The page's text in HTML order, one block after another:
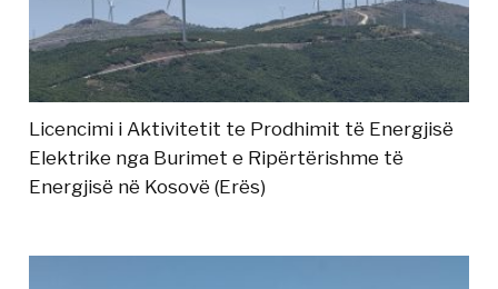
Licencimi i Aktivitetit te Prodhimit të Energjisë
Elektrike nga Burimet e Ripërtërishme të
Energjisë në Kosovë (Erës)